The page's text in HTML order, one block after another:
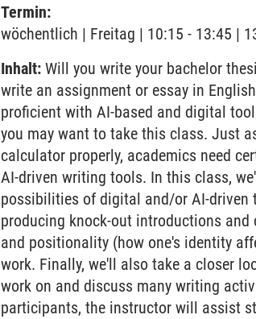
Termin:
wöchentlich | Freitag | 10:15 - 13:45 |
Inhalt: Will you write your bachelor
write an assignment or essay in
proficient with AI-based and digital
you may want to take this class. Just
calculator properly, academics need
AI-driven writing tools. In this class,
possibilities of digital and/or AI-
producing knock-out introductions
and positionality (how one's identity
work. Finally, we'll also take a closer
work on and discuss many writing
participants, the instructor will assist